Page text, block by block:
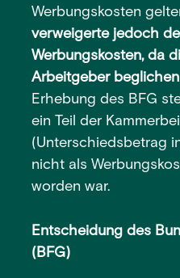
Werbungskosten
verweigerte jedoch
Werbungskosten, da
Arbeitgeber
Erhebung des BFG
ein Teil der
(Unterschiedsbetrag
nicht als
worden war.
Entscheidung des
(BFG)